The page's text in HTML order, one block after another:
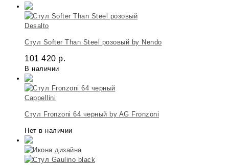
Desalto
Стул Softer Than Steel розовый by Nendo
101 420 р.
В наличии
Cappellini
Стул Fronzoni 64 черный by AG Fronzoni
Нет в наличии